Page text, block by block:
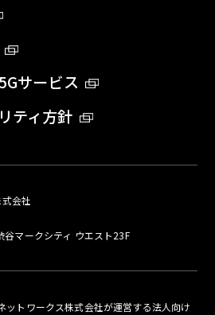
サービス
ティ方針
会社
マークシティ ウエスト23F
ットワークス株式会社が運営する法人向け